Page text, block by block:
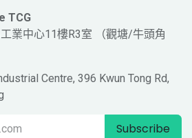
TCG
業中心11樓R3室 （觀塘/牛頭角
Centre, 396 Kwun Tong Rd,
Subscribe